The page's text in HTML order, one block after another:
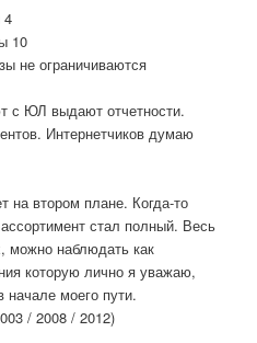
4
10
не ограничиваются
с ЮЛ выдают отчетности.
Интернетчиков думаю
на втором плане. Когда-то
стал полный. Весь
можно наблюдать как
которую лично я уважаю,
начале моего пути.
/ 2008 / 2012)